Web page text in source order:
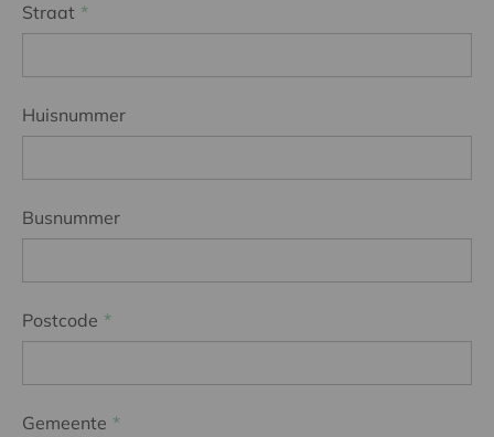
Straat
Huisnummer
Busnummer
Postcode
Gemeente